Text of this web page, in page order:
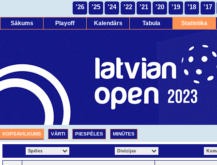
’17
’18
’19
’20
’21
’22
’24
’25
’26
Sākums Playoff Kalendārs Tabula Statistika
KOPSAVILKUMS VĀRTI PIESPĒLES MINŪTES